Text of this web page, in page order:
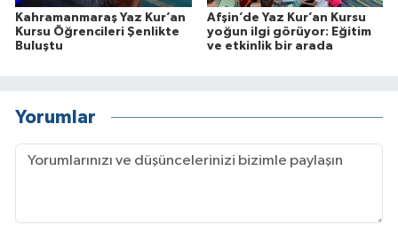
Kahramanmaraş Yaz Kur’an
Kursu Öğrencileri Şenlikte
Buluştu
Afşin’de Yaz Kur’an Kursu
yoğun ilgi görüyor: Eğitim
ve etkinlik bir arada
Yorumlar